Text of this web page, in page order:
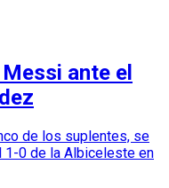
ante el
de los suplentes, se
1-0 de la Albiceleste en